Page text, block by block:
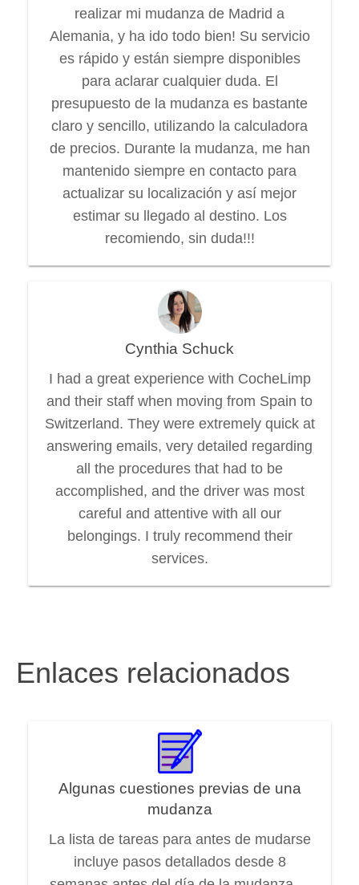
realizar mi mudanza de Madrid a
Alemania, y ha ido todo bien! Su servicio
es rápido y están siempre disponibles
para aclarar cualquier duda. El
presupuesto de la mudanza es bastante
claro y sencillo, utilizando la calculadora
de precios. Durante la mudanza, me han
mantenido siempre en contacto para
actualizar su localización y así mejor
estimar su llegado al destino. Los
recomiendo, sin duda!!!
Cynthia Schuck
I had a great experience with CocheLimp
and their staff when moving from Spain to
Switzerland. They were extremely quick at
answering emails, very detailed regarding
all the procedures that had to be
accomplished, and the driver was most
careful and attentive with all our
belongings. I truly recommend their
services.
Enlaces relacionados
Algunas cuestiones previas de una
mudanza
La lista de tareas para antes de mudarse
incluye pasos detallados desde 8